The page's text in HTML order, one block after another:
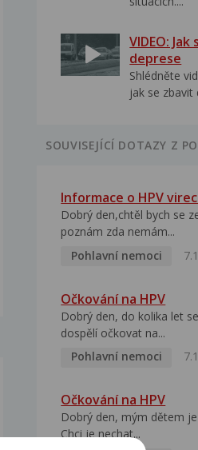
VIDEO:
deprese
Shlédněte
jak se zbavit
SOUVISEJÍCÍ DOTAZY Z
Informace o HPV
Dobrý den,chtěl bych se
poznám zda nemám...
Pohlavní nemoci
Očkování na HPV
Dobrý den, do kolika let
dospělí očkovat na...
Pohlavní nemoci
Očkování na HPV
Dobrý den, mým dětem
Chci je nechat...